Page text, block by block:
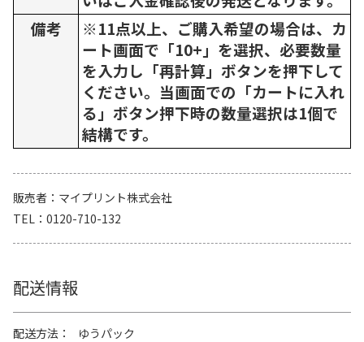
備考
※11点以上、ご購入希望の場合は、カ
ート画面で「10+」を選択、必要数量
を入力し「再計算」ボタンを押下して
ください。当画面での「カートに入れ
る」ボタン押下時の数量選択は1個で
結構です。
販売者
マイプリント株式会社
TEL
0120-710-132
配送情報
配送方法
ゆうパック